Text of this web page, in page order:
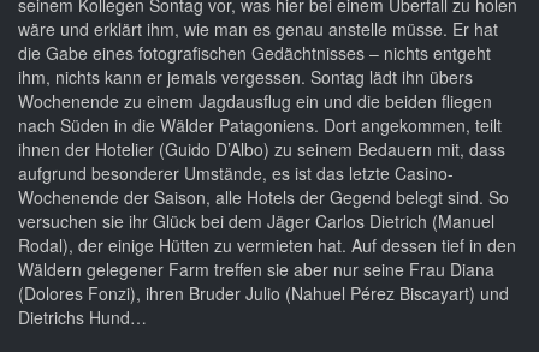
seinem Kollegen Sontag vor, was hier bei einem Überfall zu holen
wäre und erklärt ihm, wie man es genau anstelle müsse. Er hat
die Gabe eines fotografischen Gedächtnisses – nichts entgeht
ihm, nichts kann er jemals vergessen. Sontag lädt ihn übers
Wochenende zu einem Jagdausflug ein und die beiden fliegen
nach Süden in die Wälder Patagoniens. Dort angekommen, teilt
ihnen der Hotelier (Guido D’Albo) zu seinem Bedauern mit, dass
aufgrund besonderer Umstände, es ist das letzte Casino-
Wochenende der Saison, alle Hotels der Gegend belegt sind. So
versuchen sie ihr Glück bei dem Jäger Carlos Dietrich (Manuel
Rodal), der einige Hütten zu vermieten hat. Auf dessen tief in den
Wäldern gelegener Farm treffen sie aber nur seine Frau Diana
(Dolores Fonzi), ihren Bruder Julio (Nahuel Pérez Biscayart) und
Dietrichs Hund…